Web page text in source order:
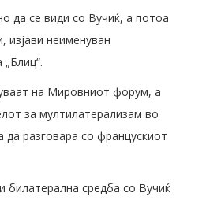
да се види со Вучиќ, а потоа
изјави неименуван
на Мировниот форум, а
за мултилатерализам во
разговара со францускиот
билатерална средба со Вучиќ